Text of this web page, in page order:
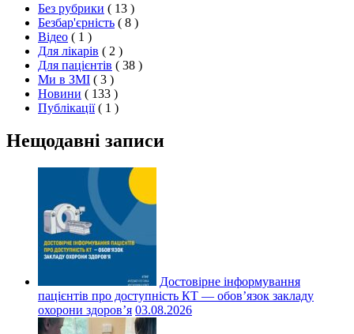
Без рубрики ( 13 )
Безбар'єрність ( 8 )
Відео ( 1 )
Для лікарів ( 2 )
Для пацієнтів ( 38 )
Ми в ЗМІ ( 3 )
Новини ( 133 )
Публікації ( 1 )
Нещодавні записи
Достовірне інформування
пацієнтів про доступність КТ — обов’язок закладу
охорони здоров’я 03.08.2026